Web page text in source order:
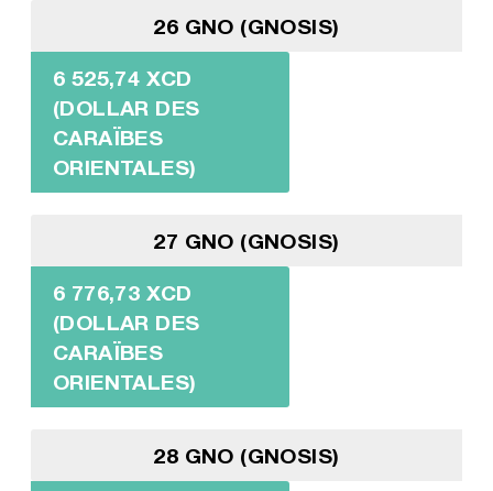
26 GNO (GNOSIS)
6 525,74 XCD
(DOLLAR DES
CARAÏBES
ORIENTALES)
27 GNO (GNOSIS)
6 776,73 XCD
(DOLLAR DES
CARAÏBES
ORIENTALES)
28 GNO (GNOSIS)